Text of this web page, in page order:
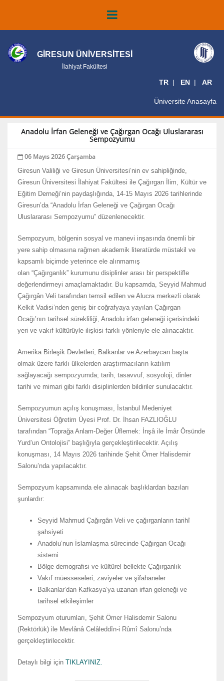
GİRESUN ÜNİVERSİTESİ
İlahiyat Fakültesi
TR EN AR
Üniversite Anasayfa
Anadolu İrfan Geleneği ve Çağırgan Ocağı Uluslararası
Sempozyumu
06 Mayıs 2026 Çarşamba
Giresun Valiliği ve Giresun Üniversitesi’nin ev sahipliğinde,
Giresun Üniversitesi İlahiyat Fakültesi ile Çağırgan İlim, Kültür ve
Eğitim Derneği’nin paydaşlığında, 14-15 Mayıs 2026 tarihlerinde
Giresun’da “Anadolu İrfan Geleneği ve Çağırgan Ocağı
Uluslararası Sempozyumu” düzenlenecektir.
Sempozyum, bölgenin sosyal ve manevi inşasında önemli bir
yere sahip olmasına rağmen akademik literatürde müstakil ve
kapsamlı biçimde yeterince ele alınmamış
olan “Çağırganlık” kurumunu disiplinler arası bir perspektifle
değerlendirmeyi amaçlamaktadır. Bu kapsamda, Seyyid Mahmud
Çağırgân Veli tarafından temsil edilen ve Alucra merkezli olarak
Kelkit Vadisi’nden geniş bir coğrafyaya yayılan Çağırgan
Ocağı’nın tarihsel sürekliliği, Anadolu irfan geleneği içerisindeki
yeri ve vakıf kültürüyle ilişkisi farklı yönleriyle ele alınacaktır.
Amerika Birleşik Devletleri, Balkanlar ve Azerbaycan başta
olmak üzere farklı ülkelerden araştırmacıların katılım
sağlayacağı sempozyumda; tarih, tasavvuf, sosyoloji, dinler
tarihi ve mimari gibi farklı disiplinlerden bildiriler sunulacaktır.
Sempozyumun açılış konuşması, İstanbul Medeniyet
Üniversitesi Öğretim Üyesi Prof. Dr. İhsan FAZLIOĞLU
tarafından “Toprağa Anlam-Değer Üflemek: İnşâ ile İmâr Örsünde
Yurd’un Ontolojisi” başlığıyla gerçekleştirilecektir. Açılış
konuşması, 14 Mayıs 2026 tarihinde Şehit Ömer Halisdemir
Salonu’nda yapılacaktır.
Sempozyum kapsamında ele alınacak başlıklardan bazıları
şunlardır:
Seyyid Mahmud Çağırgân Veli ve çağırganların tarihî
şahsiyeti
Anadolu’nun İslamlaşma sürecinde Çağırgan Ocağı
sistemi
Bölge demografisi ve kültürel bellekte Çağırganlık
Vakıf müesseseleri, zaviyeler ve şifahaneler
Balkanlar’dan Kafkasya’ya uzanan irfan geleneği ve
tarihsel etkileşimler
Sempozyum oturumları, Şehit Ömer Halisdemir Salonu
(Rektörlük) ile Mevlânâ Celâleddîn-i Rûmî Salonu’nda
gerçekleştirilecektir.
Detaylı bilgi için TIKLAYINIZ.